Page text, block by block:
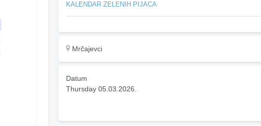
KALENDAR ZELENIH PIJACA
Mrčajevci
Datum
Thursday 05.03.2026.